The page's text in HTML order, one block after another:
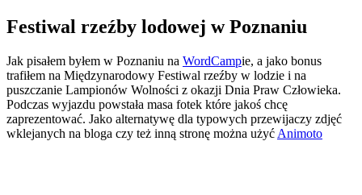
Festiwal rzeźby lodowej w Poznaniu
Jak pisałem byłem w Poznaniu na WordCampie, a jako bonus
trafiłem na Międzynarodowy Festiwal rzeźby w lodzie i na
puszczanie Lampionów Wolności z okazji Dnia Praw Człowieka.
Podczas wyjazdu powstała masa fotek które jakoś chcę
zaprezentować. Jako alternatywę dla typowych przewijaczy zdjęć
wklejanych na bloga czy też inną stronę można użyć Animoto